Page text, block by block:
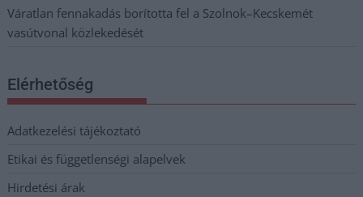
Váratlan fennakadás borította fel a Szolnok–Kecskemét
vasútvonal közlekedését
Elérhetőség
Adatkezelési tájékoztató
Etikai és függetlenségi alapelvek
Hirdetési árak